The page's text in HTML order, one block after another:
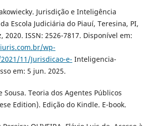
Jurisdição e Inteligência
Escola Judiciária do Piauí, Teresina, PI,
2020. ISSN: 2526-7817. Disponível em:
wp-
11/Jurisdicao-e- Inteligencia-
em: 5 jun. 2025.
Sousa. Teoria dos Agentes Públicos
Edition). Edição do Kindle. E-book.